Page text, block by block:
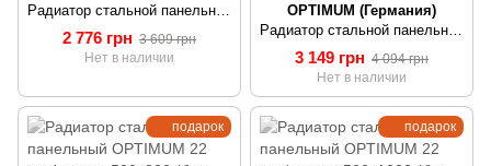
2 776 грн 3 609 грн
Нет в наличии
OPTIMUM (Германия)
3 149 грн 4 094 грн
Нет в наличии
подарок подарок